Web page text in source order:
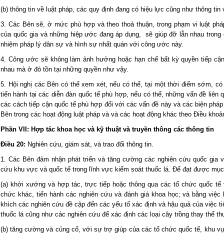
(b) thông tin về luật pháp, các quy định đang có hiệu lực cũng như thông tin
3. Các Bên sẽ, ở mức phù hợp và theo thoả thuận, trong phạm vi luật
của quốc gia và những hiệp ước đang áp dụng, sẽ giúp đỡ lẫn nhau
nhiệm pháp lý dân sự và hình sự nhất quán với công ước này.
4. Công ước sẽ không làm ảnh hưởng hoặc hạn chế bất kỳ quyền tiếp
nhau mà ở đó tồn tại những quyền như vậy.
5. Hội nghị các Bên có thể xem xét, nếu có thể, tại một thời điểm sớm,
tiến hành tại các diễn đàn quốc tế phù hợp, nếu có thể, những vấn đề liên
các cách tiếp cận quốc tế phù hợp đối với các vấn đề này và các biện
Bên trong các hoạt động luật pháp và và các hoạt động khác theo Điều
Phần VII: Hợp tác khoa học và kỹ thuật và truyền thông các thông tin
Điều 20: Nghiên cứu, giám sát, và trao đổi thông tin.
1. Các Bên đảm nhận phát triển và tăng cường các nghiên cứu quốc gia
cứu khu vực và quốc tế trong lĩnh vực kiểm soát thuốc lá. Để đạt được
(a) khởi xướng và hợp tác, trực tiếp hoặc thông qua các tổ chức quốc
chức khác, tiến hành các nghiên cứu và đánh giá khoa học; và bằng
khích các nghiên cứu đề cập đến các yếu tố xác định và hậu quả của việc
thuốc lá cũng như các nghiên cứu để xác định các loại cây trồng thay thế
(b) tăng cường và củng cố, với sự trợ giúp của các tổ chức quốc tế, khu